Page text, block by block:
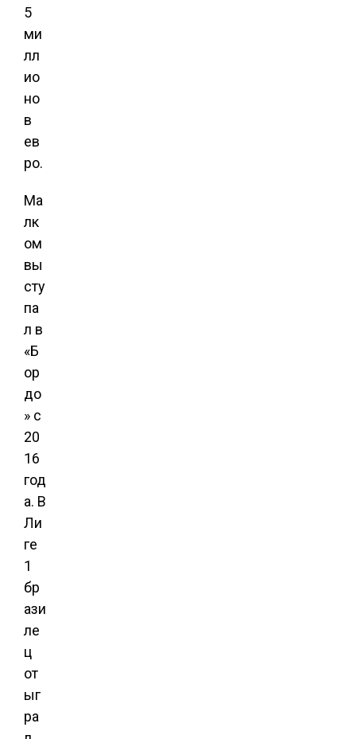
5
ми
лл
ио
но
в
ев
ро.
Ма
лк
ом
вы
сту
па
л в
«Б
ор
до
» с
20
16
год
а. В
Ли
ге
1
бр
ази
ле
ц
от
ыг
ра